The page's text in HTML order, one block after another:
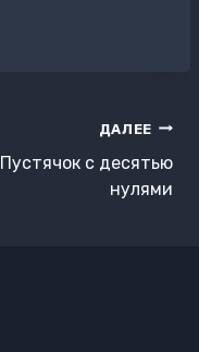
ДАЛЕЕ
Пустячок с десятью
нулями